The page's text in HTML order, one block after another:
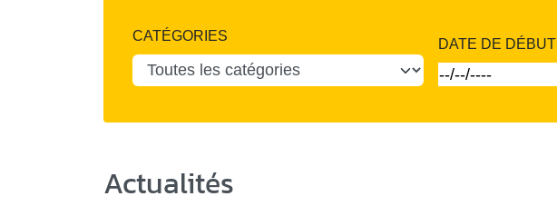
CATÉGORIES
DATE DE DÉBUT
Actualités